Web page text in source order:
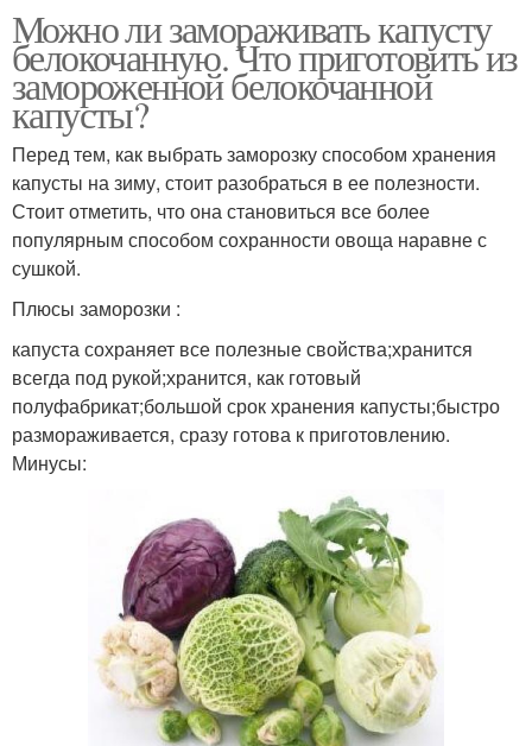
Можно ли замораживать капусту
белокочанную. Что приготовить из
замороженной белокочанной
капусты?
Перед тем, как выбрать заморозку способом хранения
капусты на зиму, стоит разобраться в ее полезности.
Стоит отметить, что она становиться все более
популярным способом сохранности овоща наравне с
сушкой.
Плюсы заморозки :
капуста сохраняет все полезные свойства;хранится
всегда под рукой;хранится, как готовый
полуфабрикат;большой срок хранения капусты;быстро
размораживается, сразу готова к приготовлению.
Минусы: